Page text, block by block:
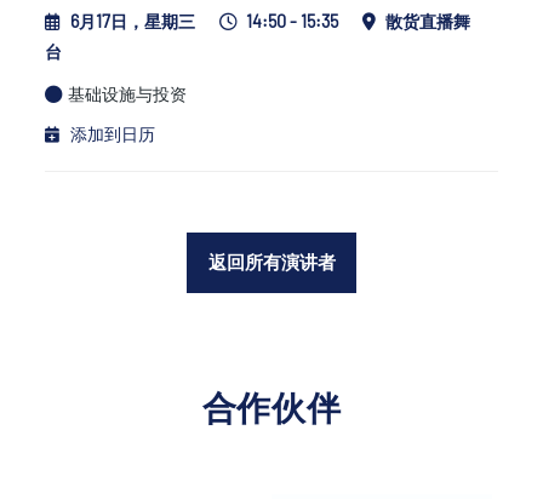
6月17日，星期三 14:50 - 15:35
散货直播舞
台
基础设施与投资
添加到日历
返回所有演讲者
合作伙伴